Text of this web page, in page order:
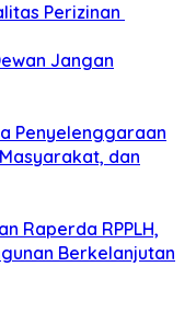
Perizinan
Jangan
Penyelenggaraan
dan
Raperda RPPLH,
Berkelanjutan